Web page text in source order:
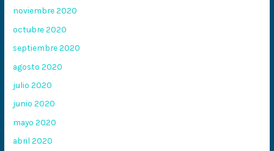
noviembre 2020
octubre 2020
septiembre 2020
agosto 2020
julio 2020
junio 2020
mayo 2020
abril 2020